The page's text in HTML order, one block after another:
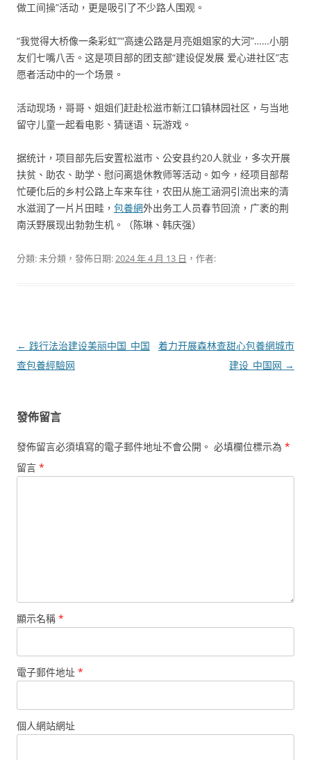
做工间操”活动，更是吸引了不少路人围观。
“我觉得大桥像一条彩虹”“高速公路是月亮姐姐家的大河”……小朋
友们七嘴八舌。这是项目部的团支部“建设促发展 爱心进社区”志
愿者活动中的一个场景。
活动现场，哥哥、姐姐们赶赴松滋市新江口镇林园社区，与当地
留守儿童一起看电影、猜谜语、玩游戏。
据统计，项目部先后安置松滋市、公安县约20人就业，多次开展
扶贫、助农、助学、慰问离退休教师等活动。如今，经项目部帮
忙硬化后的乡村公路上车来车往，农田从施工涵洞引流出来的清
水滋润了一片片田畦， 包養網外出务工人员春节回流，广袤的荆
南沃野展现出勃勃生机。（陈琳、韩庆强）
分類: 未分類，發佈日期:2024 年 4 月 13 日 ，作者:
文
章
← 践行法治建设美丽中国_中国
查包養經驗网
着力开展森林查甜心包養網城市
建设_中国网 →
發佈留言
發佈留言必須填寫的電子郵件地址不會公開。 必填欄位標示為 *
留言 *
顯示名稱 *
電子郵件地址 *
個人網站網址